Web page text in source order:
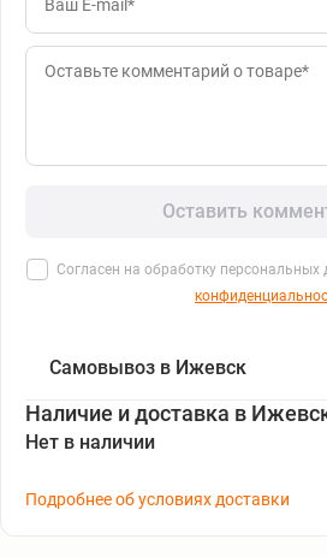
Оставить
Согласен на обработку персональных
Самовывоз в Ижевск
Наличие и доставка в
Нет в наличии
Подробнее об условиях доставки